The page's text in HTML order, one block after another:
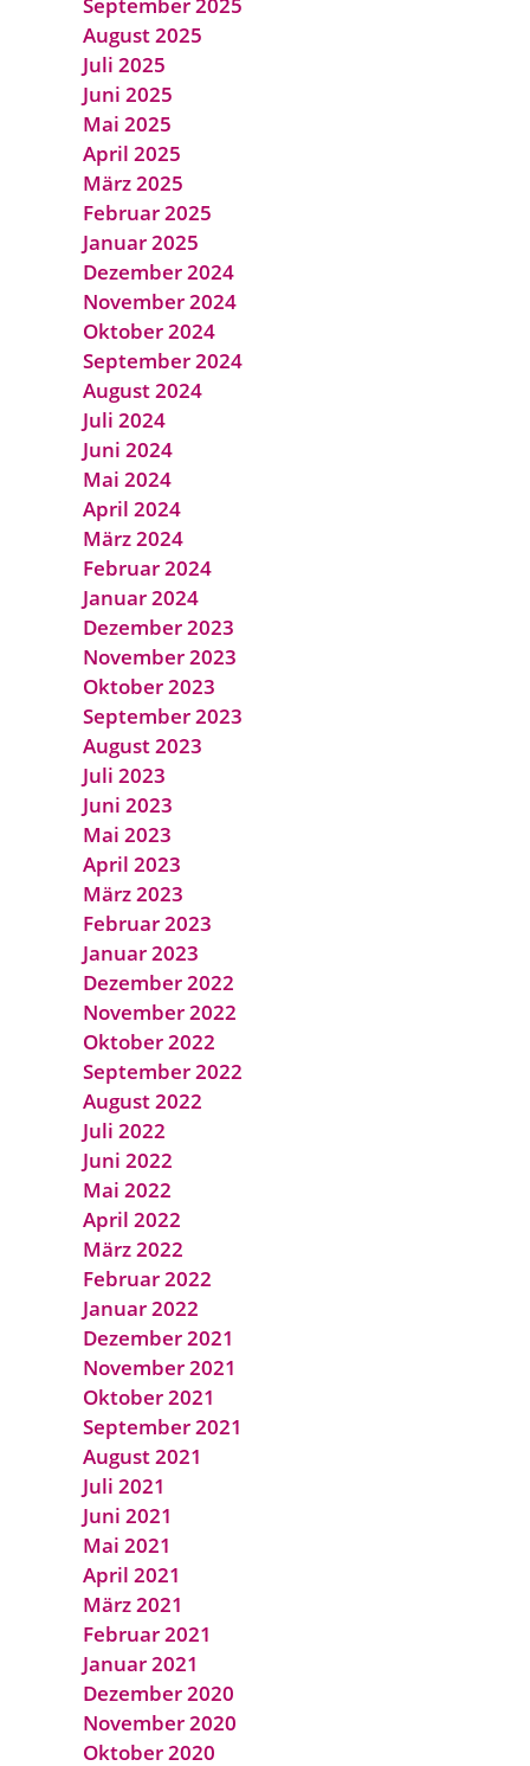
September 2025
August 2025
Juli 2025
Juni 2025
Mai 2025
April 2025
März 2025
Februar 2025
Januar 2025
Dezember 2024
November 2024
Oktober 2024
September 2024
August 2024
Juli 2024
Juni 2024
Mai 2024
April 2024
März 2024
Februar 2024
Januar 2024
Dezember 2023
November 2023
Oktober 2023
September 2023
August 2023
Juli 2023
Juni 2023
Mai 2023
April 2023
März 2023
Februar 2023
Januar 2023
Dezember 2022
November 2022
Oktober 2022
September 2022
August 2022
Juli 2022
Juni 2022
Mai 2022
April 2022
März 2022
Februar 2022
Januar 2022
Dezember 2021
November 2021
Oktober 2021
September 2021
August 2021
Juli 2021
Juni 2021
Mai 2021
April 2021
März 2021
Februar 2021
Januar 2021
Dezember 2020
November 2020
Oktober 2020